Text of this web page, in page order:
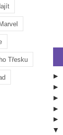
Marvel
Třesku
►
►
►
►
►
▼